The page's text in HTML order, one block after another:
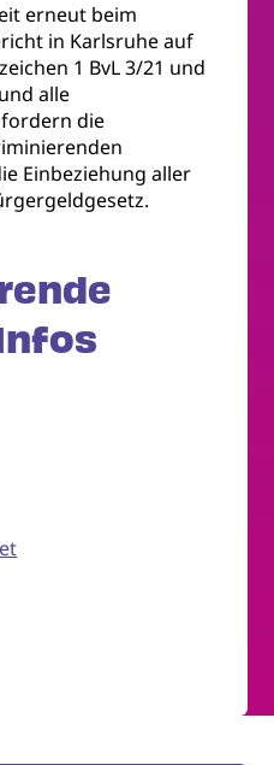
erneut beim
in Karlsruhe auf
1 BvL 3/21 und
alle
die
Einbeziehung aller